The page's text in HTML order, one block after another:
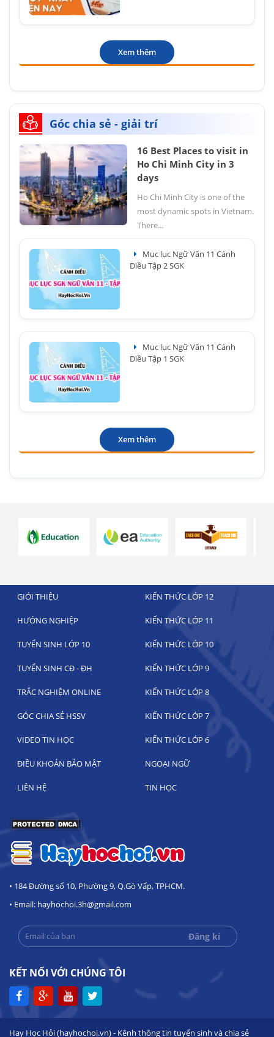
Xem thêm
Góc chia sẻ - giải trí
16 Best Places to visit in
Ho Chi Minh City in 3
days
Ho Chi Minh City is one of the
most dynamic spots in Vietnam.
There...
Mục lục Ngữ Văn 11 Cánh
Diều Tập 2 SGK
Mục lục Ngữ Văn 11 Cánh
Diều Tập 1 SGK
Xem thêm
GIỚI THIỆU KIẾN THỨC LỚP 12
HƯỚNG NGHIỆP KIẾN THỨC LỚP 11
TUYỂN SINH LỚP 10 KIẾN THỨC LỚP 10
TUYỂN SINH CĐ - ĐH KIẾN THỨC LỚP 9
TRẮC NGHIỆM ONLINE KIẾN THỨC LỚP 8
GÓC CHIA SẺ HSSV KIẾN THỨC LỚP 7
VIDEO TIN HỌC KIẾN THỨC LỚP 6
ĐIỀU KHOẢN BẢO MẬT NGOẠI NGỮ
LIÊN HỆ TIN HỌC
• 184 Đường số 10, Phường 9, Q.Gò Vấp, TPHCM.
• Email: hayhochoi.3h@gmail.com
KẾT NỐI VỚI CHÚNG TÔI
Hay Học Hỏi (hayhochoi.vn) - Kênh thông tin tuyển sinh và chia sẻ